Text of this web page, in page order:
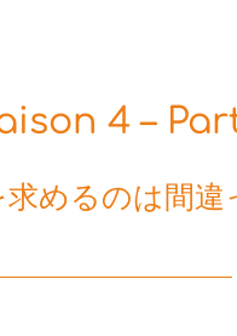
4 –
めるのは間